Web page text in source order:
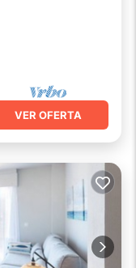
VER OFERTA